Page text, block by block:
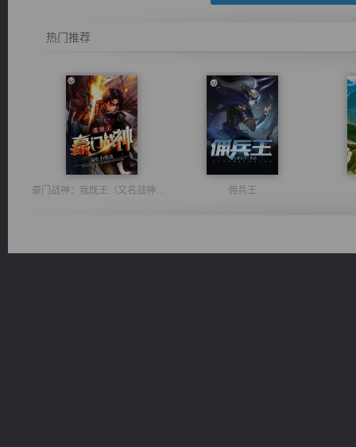
热门推荐
豪门战神：我既王（又名战神归来不败神婿修罗战神） 佣兵王